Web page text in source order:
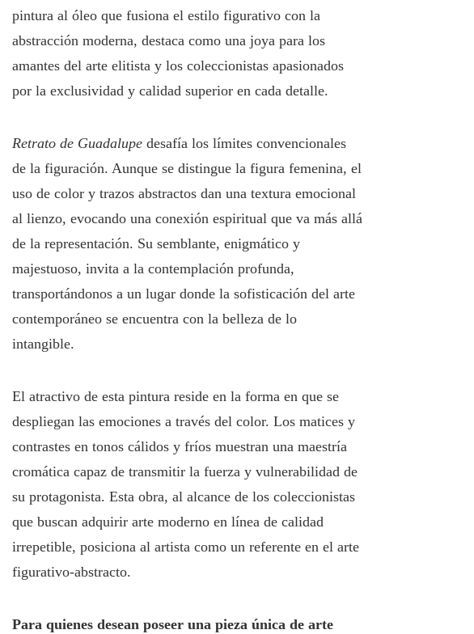
pintura al óleo que fusiona el estilo figurativo con la
abstracción moderna, destaca como una joya para los
amantes del arte elitista y los coleccionistas apasionados
por la exclusividad y calidad superior en cada detalle.
Retrato de Guadalupe desafía los límites convencionales
de la figuración. Aunque se distingue la figura femenina, el
uso de color y trazos abstractos dan una textura emocional
al lienzo, evocando una conexión espiritual que va más allá
de la representación. Su semblante, enigmático y
majestuoso, invita a la contemplación profunda,
transportándonos a un lugar donde la sofisticación del arte
contemporáneo se encuentra con la belleza de lo
intangible.
El atractivo de esta pintura reside en la forma en que se
despliegan las emociones a través del color. Los matices y
contrastes en tonos cálidos y fríos muestran una maestría
cromática capaz de transmitir la fuerza y vulnerabilidad de
su protagonista. Esta obra, al alcance de los coleccionistas
que buscan adquirir arte moderno en línea de calidad
irrepetible, posiciona al artista como un referente en el arte
figurativo-abstracto.
Para quienes desean poseer una pieza única de arte